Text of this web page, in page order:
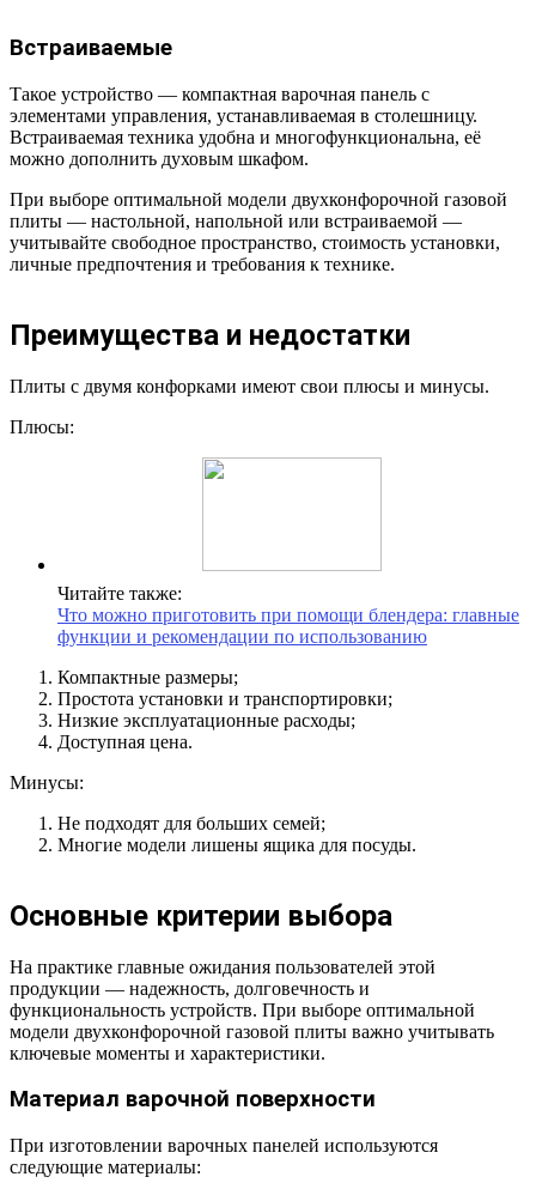
Встраиваемые
Такое устройство — компактная варочная панель с
элементами управления, устанавливаемая в столешницу.
Встраиваемая техника удобна и многофункциональна, её
можно дополнить духовым шкафом.
При выборе оптимальной модели двухконфорочной газовой
плиты — настольной, напольной или встраиваемой —
учитывайте свободное пространство, стоимость установки,
личные предпочтения и требования к технике.
Преимущества и недостатки
Плиты с двумя конфорками имеют свои плюсы и минусы.
Плюсы:
Читайте также:
Что можно приготовить при помощи блендера: главные
функции и рекомендации по использованию
Компактные размеры;
Простота установки и транспортировки;
Низкие эксплуатационные расходы;
Доступная цена.
Минусы:
Не подходят для больших семей;
Многие модели лишены ящика для посуды.
Основные критерии выбора
На практике главные ожидания пользователей этой
продукции — надежность, долговечность и
функциональность устройств. При выборе оптимальной
модели двухконфорочной газовой плиты важно учитывать
ключевые моменты и характеристики.
Материал варочной поверхности
При изготовлении варочных панелей используются
следующие материалы: